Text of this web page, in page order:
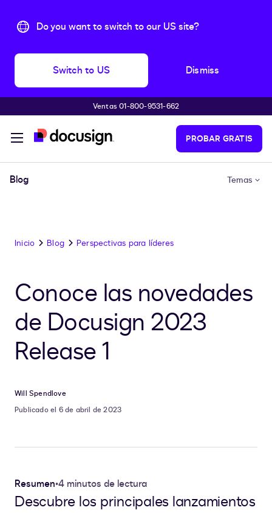
Do you want to switch to our US site?
Switch to US Dismiss
Accede al contenido principalVentas 01-800-9531-662
PROBAR GRATIS
Blog Temas
Inicio Blog Perspectivas para líderes
Conoce las novedades
de Docusign 2023
Release 1
Will Spendlove
Publicado el 6 de abril de 2023
Resumen•4 minutos de lectura
Descubre los principales lanzamientos